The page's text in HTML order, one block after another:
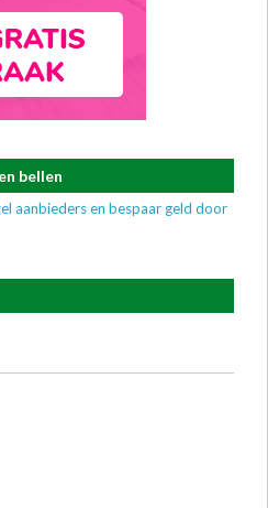
bellen
aanbieders en bespaar geld door